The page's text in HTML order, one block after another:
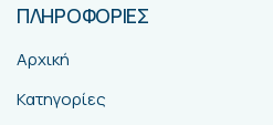
ΠΛΗΡΟΦΟΡΙΕΣ
Αρχική
Κατηγορίες